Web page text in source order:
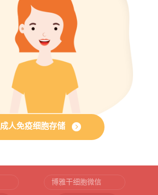
成人免疫细胞存储
博雅干细胞微信